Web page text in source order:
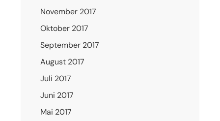
November 2017
Oktober 2017
September 2017
August 2017
Juli 2017
Juni 2017
Mai 2017